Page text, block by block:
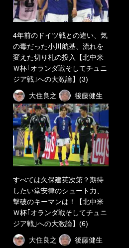
4年前のドイツ戦との違い、気
の毒だった小川航基、流れを
変えた切り札の投入【北中米
Ｗ杯｢オランダ戦そしてチュニ
ジア戦｣への大激論】(3)
大住良之 後藤健生
すべては久保建英次第？期待
したい堂安律のシュート力、
撃破のキーマンは！【北中米
Ｗ杯｢オランダ戦そしてチュニ
ジア戦｣への大激論】(6)
大住良之 後藤健生